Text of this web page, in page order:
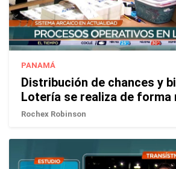
PANAMÁ
Distribución de chances y
Lotería se realiza de forma
Rochex Robinson